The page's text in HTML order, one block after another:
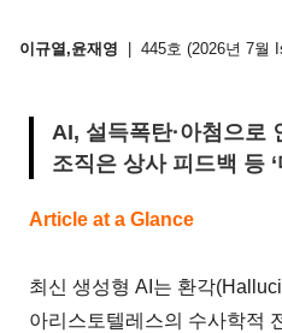
이규열,윤재영 445호 (2026년 7월
AI, 설득폭탄·아첨으로
조직은 상사 피드백 등
Article at a Glance
최신 생성형 AI는 환각
아리스토텔레스의 수사학적